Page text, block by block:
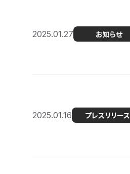
2025.01.27 お知らせ
2025.01.16 プレスリリース